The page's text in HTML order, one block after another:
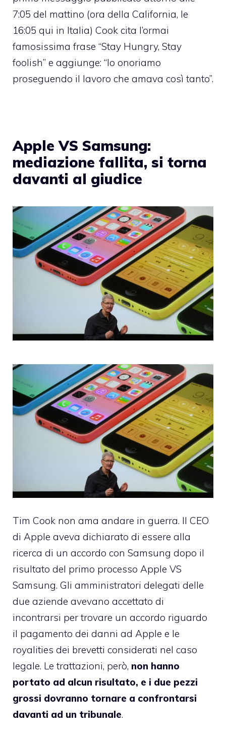
7:05 del mattino (ora della California, le
16:05 qui in Italia) Cook cita l’ormai
famosissima frase “Stay Hungry, Stay
foolish” e aggiunge: “lo onoriamo
proseguendo il lavoro che amava così tanto”.
Apple VS Samsung:
mediazione fallita, si torna
davanti al giudice
Tim Cook non ama andare in guerra. Il CEO
di Apple aveva dichiarato di essere alla
ricerca di un accordo con Samsung dopo il
risultato del primo processo Apple VS
Samsung. Gli amministratori delegati delle
due aziende avevano accettato di
incontrarsi per trovare un accordo riguardo
il pagamento dei danni ad Apple e le
royalities dei brevetti considerati nel caso
legale. Le trattazioni, però, non hanno
portato ad alcun risultato, e i due pezzi
grossi dovranno tornare a confrontarsi
davanti ad un tribunale.